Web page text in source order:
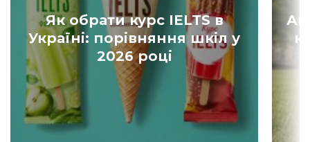
Як обрати курс IELTS в
Україні: порівняння шкіл у
2026 році